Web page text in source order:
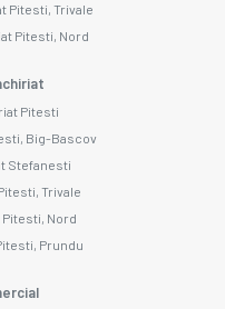
Pitesti, Trivale
Pitesti, Nord
Pitesti
Big-Bascov
Stefanesti
Trivale
Nord
Prundu